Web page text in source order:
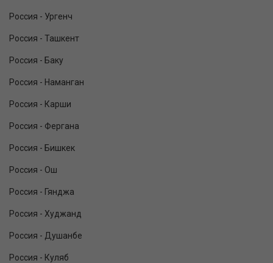
Россия - Ургенч
Россия - Ташкент
Россия - Баку
Россия - Наманган
Россия - Карши
Россия - Фергана
Россия - Бишкек
Россия - Ош
Россия - Гянджа
Россия - Худжанд
Россия - Душанбе
Россия - Куляб